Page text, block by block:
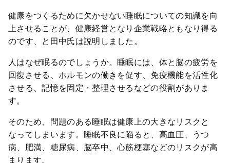
健康をつくるために欠かせない睡眠についての知識を向
上させることが、健康経営となり企業戦略ともなり得る
のです、と田中氏は説明しました。
人はなぜ眠るのでしょうか。睡眠には、体と脳の疲労を
回復させる、ホルモンの働きを促す、免疫機能を活性化
させる、記憶を固定・整理させるなどの役割がありま
す。
そのため、問題のある睡眠は健康上の大きなリスクと
なってしまいます。睡眠不良に陥ると、高血圧、うつ
病、肥満、糖尿病、脳卒中、心筋梗塞などのリスクが高
まります。